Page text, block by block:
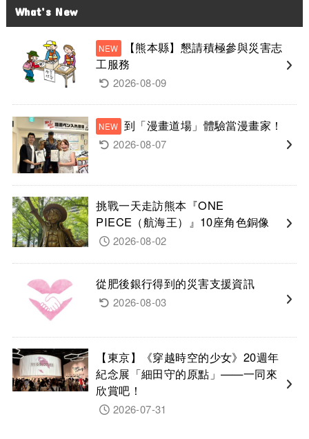
What’s New
【熊本縣】懇請積極參與災害志
工服務
2026-08-09
到「漫畫道場」體驗當漫畫家！
2026-08-07
挑戰一天走訪熊本『ONE
PIECE（航海王）』10座角色銅像
2026-08-02
從肥後銀行得到的災害支援資訊
2026-08-03
【東京】《穿越時空的少女》20週年
紀念展「細田守的原點」——一同來
欣賞吧！
2026-07-31